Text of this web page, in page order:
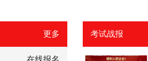
更多 考试战报